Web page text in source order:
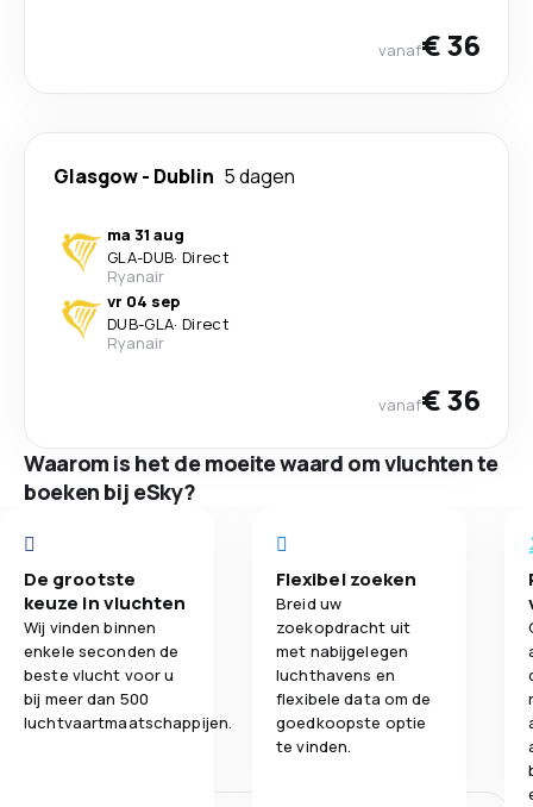
vanaf€ 36
Glasgow- Dublin 5 dagen
ma 31 aug
GLA-DUB· Direct
Ryanair
vr 04 sep
DUB-GLA· Direct
Ryanair
vanaf€ 36
Waarom is het de moeite waard om vluchten te
boeken bij eSky?
De grootste
keuze in vluchten
Wij vinden binnen
enkele seconden de
beste vlucht voor u
bij meer dan 500
luchtvaartmaatschappijen.
Flexibel zoeken
Breid uw
zoekopdracht uit
met nabijgelegen
luchthavens en
flexibele data om de
goedkoopste optie
te vinden.